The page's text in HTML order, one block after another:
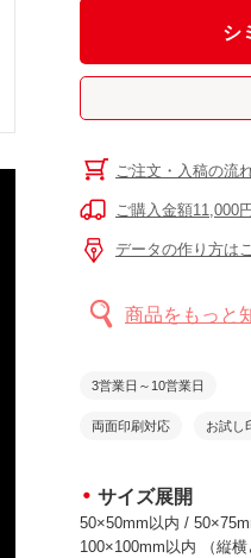
シ
ご注文・入稿の流
ご購入金額11,000
データの作り方は
商品をもっと
3営業日～10営業日
両面印刷対応 お試し
サイズ展開
50×50mm以内 /
100×100mm以内 （縦横